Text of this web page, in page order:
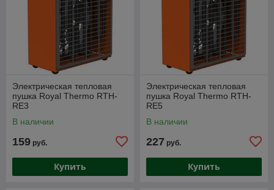
Электрическая тепловая
пушка Royal Thermo RTH-
RE3
В наличии
159 руб.
Купить
Электрическая тепловая
пушка Royal Thermo RTH-
RE5
В наличии
227 руб.
Купить